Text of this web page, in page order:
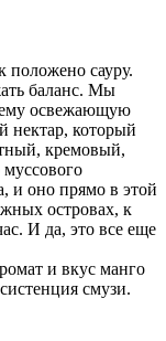
положено сауру.
баланс. Мы
освежающую
нектар, который
кремовый,
и оно прямо в этой
островах, к
И да, это все еще
и вкус манго
смузи.